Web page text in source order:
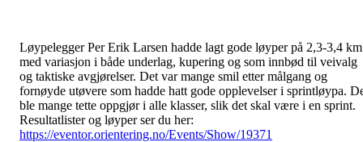
Løypelegger Per Erik Larsen hadde lagt gode løyper på 2,3-3,4 km
med variasjon i både underlag, kupering og som innbød til veivalg
og taktiske avgjørelser. Det var mange smil etter målgang og
fornøyde utøvere som hadde hatt gode opplevelser i sprintløypa.
ble mange tette oppgjør i alle klasser, slik det skal være i en sprint.
Resultatlister og løyper ser du her:
https://eventor.orientering.no/Events/Show/19371